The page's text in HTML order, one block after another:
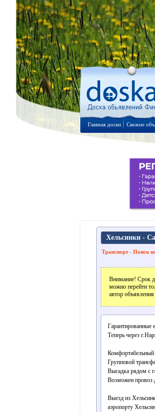
Главная доски Свежие
Хельсинки -
Транспорт - Поиск
Внимание! Срок
можно перейти
автор
Гарантированные
Теперь через
Комфортабельный
Групповой
Высадка рядом с
Возможен
Выезд из
аэропорту